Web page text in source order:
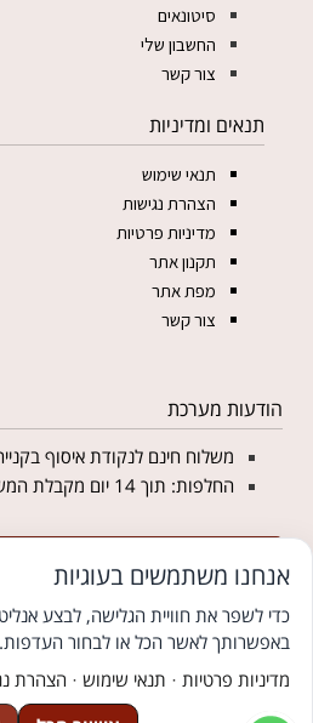
סיטונאים
החשבון שלי
צור קשר
תנאים ומדיניות
תנאי שימוש
הצהרת נגישות
מדיניות פרטיות
תקנון אתר
מפת אתר
צור קשר
הודעות מערכת
משלוח חינם לנקודת איסוף בקנייה מעל
החלפות: תוך 14 יום מקבלת המשלוח בצירוף חשבונית.
לקנייה באתר
© כל הזכויות שמורות למטליקה
We
אתר בקליק
אנחנו משתמשים בעוגיות
כדי לשפר את חוויית הגלישה, לבצע
באפשרותך לאשר הכל או לבחור העדפות.
מדיניות פרטיות · תנאי שימוש · הצהרת